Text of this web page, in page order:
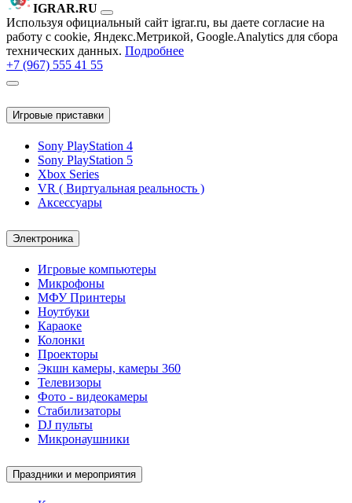
IGRAR.RU
Используя официальный сайт igrar.ru, вы даете согласие на
работу с cookie, Яндекс.Метрикой, Google.Analytics для сбора
технических данных. Подробнее
+7 (967) 555 41 55
Игровые приставки
Sony PlayStation 4
Sony PlayStation 5
Xbox Series
VR ( Виртуальная реальность )
Аксессуары
Электроника
Игровые компьютеры
Микрофоны
МФУ Принтеры
Ноутбуки
Караоке
Колонки
Проекторы
Экшн камеры, камеры 360
Телевизоры
Фото - видеокамеры
Стабилизаторы
DJ пульты
Микронаушники
Праздники и мероприятия